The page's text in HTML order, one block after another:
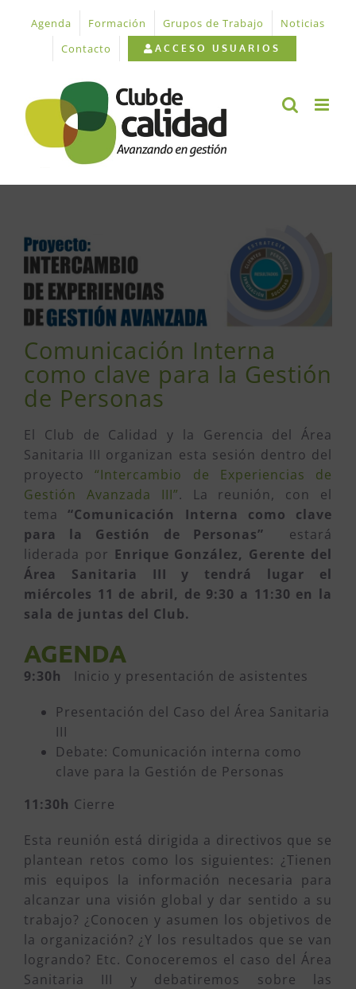
contenido
Agenda Formación Grupos de Trabajo
Noticias
Contacto
ACCESO USUARIOS
Ver
imagen
más
grande
Comunicación Interna
como clave para la Gestión
de Personas
El Club de Calidad y la Gerencia del Área
Sanitaria III organizan esta sesión dentro del
proyecto“Intercambio de Experiencias de
Gestión Avanzada III”. La reunión, con el
tema“Comunicación Interna como clave
para la Gestión de Personas” estará
liderada por Enrique González, Gerente del
Área Sanitaria III y tendrá lugar el
miércoles 11 de abril, de 9:30 a 11:30 en la
sala de juntas del Club.
AGENDA
9:30h Inicio y presentación de asistentes
Presentación del Caso del Área Sanitaria
III
Debate: Comunicación interna como
clave para la Gestión de Personas
11:30h Cierre
Esta reunión está dirigida a directivos que se
plantean retos como los siguientes: ¿Tienen
mis equipos la información necesaria para
alcanzar una visión global y dar sentido a su
trabajo? ¿Conocen y asumen los objetivos de
la organización? ¿Y los resultados que se van
logrando? Etc. Conoceremos el caso del Área
Sanitaria III y debatiremos sobre las